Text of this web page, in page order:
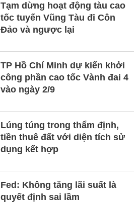
Tạm dừng hoạt động tàu cao
tốc tuyến Vũng Tàu đi Côn
Đảo và ngược lại
TP Hồ Chí Minh dự kiến khởi
công phần cao tốc Vành đai 4
vào ngày 2/9
Lúng túng trong thẩm định,
tiền thuê đất với diện tích sử
dụng kết hợp
Fed: Không tăng lãi suất là
quyết định sai lầm